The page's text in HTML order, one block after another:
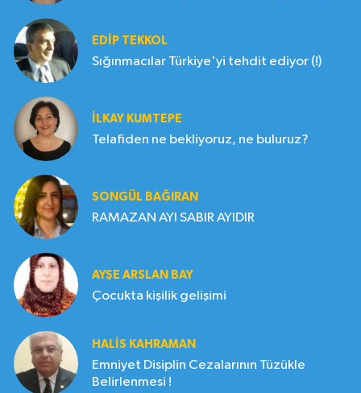
EDIP TEKKOL
Sığınmacılar Türkiye'yi tehdit ediyor (!)
İLKAY KUMTEPE
Telafiden ne bekliyoruz, ne buluruz?
SONGÜL BAĞIRAN
RAMAZAN AYI SABIR AYIDIR
AYŞE ARSLAN BAY
Çocukta kişilik gelişimi
HALIS KAHRAMAN
Emniyet Disiplin Cezalarının Tüzükle
Belirlenmesi !